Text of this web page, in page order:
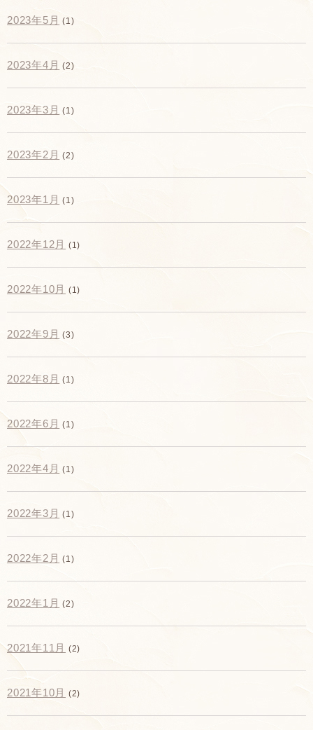
2023年5月 (1)
2023年4月 (2)
2023年3月 (1)
2023年2月 (2)
2023年1月 (1)
2022年12月 (1)
2022年10月 (1)
2022年9月 (3)
2022年8月 (1)
2022年6月 (1)
2022年4月 (1)
2022年3月 (1)
2022年2月 (1)
2022年1月 (2)
2021年11月 (2)
2021年10月 (2)